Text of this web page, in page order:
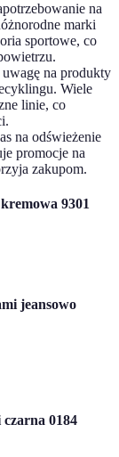
na
marki
sportowe, co
na produkty
Wiele
linie, co
na odświeżenie
promocje na
zakupom.
9301
jeansowo
0184